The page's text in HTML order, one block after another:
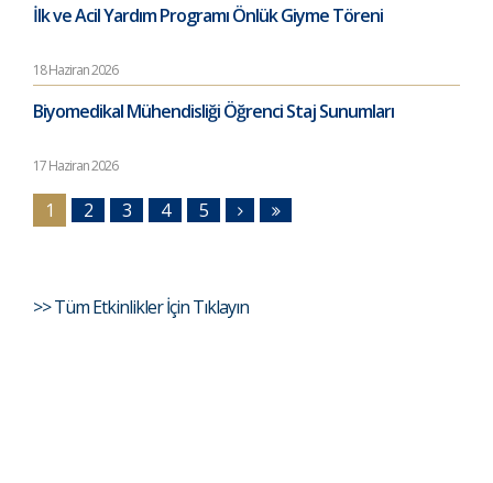
İlk ve Acil Yardım Programı Önlük Giyme Töreni
18 Haziran 2026
Biyomedikal Mühendisliği Öğrenci Staj Sunumları
17 Haziran 2026
1 2 3 4 5
>> Tüm Etkinlikler İçin Tıklayın